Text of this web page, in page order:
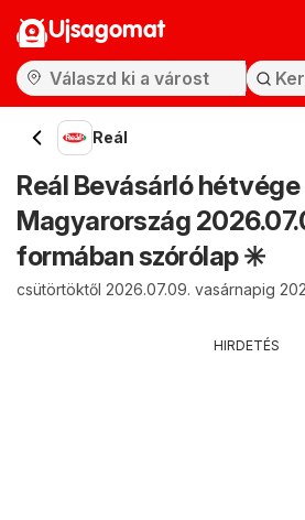
Ujsagomat
Reál
Reál Bevásárló
Magyarország
formában szórólap ✳️
csütörtöktől 2026.07.09. vasárnapig
HIRDETÉS